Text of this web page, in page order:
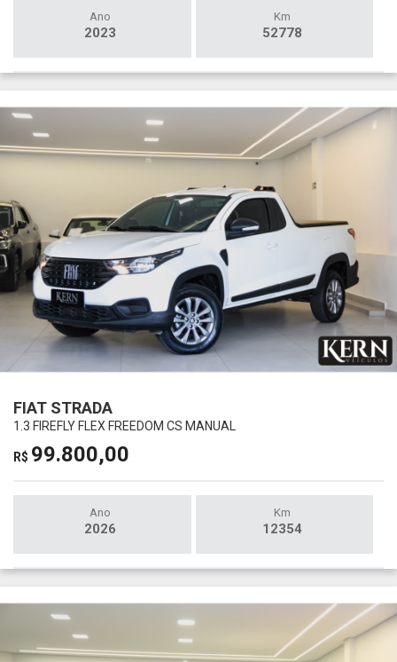
Ano
2023
Km
52778
FIAT STRADA
1.3 FIREFLY FLEX FREEDOM CS MANUAL
R$ 99.800,00
Ano
2026
Km
12354